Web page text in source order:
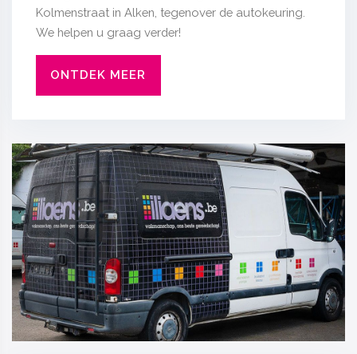
Kolmenstraat in Alken, tegenover de autokeuring.
​​​​​​​We helpen u graag verder!
ONTDEK MEER